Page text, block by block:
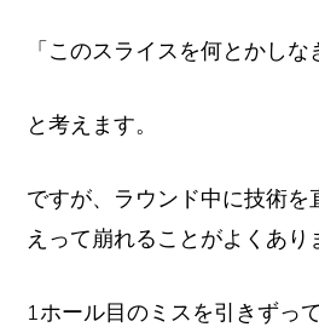
「このスライスを何とかしな
と考えます。
ですが、ラウンド中に技術
えって崩れることがよくあり
1ホール目のミスを引きずっ